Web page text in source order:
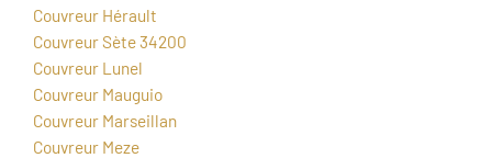
Couvreur Hérault
Couvreur Sète 34200
Couvreur Lunel
Couvreur Mauguio
Couvreur Marseillan
Couvreur Meze